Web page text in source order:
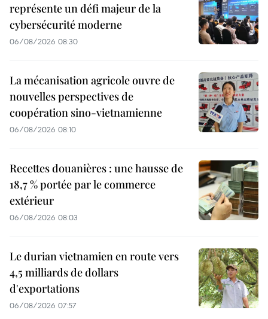
représente un défi majeur de la
cybersécurité moderne
06/08/2026 08:30
La mécanisation agricole ouvre de
nouvelles perspectives de
coopération sino-vietnamienne
06/08/2026 08:10
Recettes douanières : une hausse de
18,7 % portée par le commerce
extérieur
06/08/2026 08:03
Le durian vietnamien en route vers
4,5 milliards de dollars
d'exportations
06/08/2026 07:57